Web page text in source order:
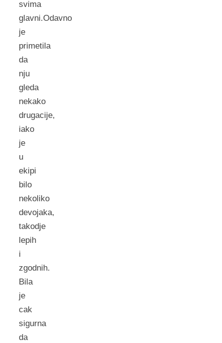
svima
glavni.Odavno
je
primetila
da
nju
gleda
nekako
drugacije,
iako
je
u
ekipi
bilo
nekoliko
devojaka,
takodje
lepih
i
zgodnih.
Bila
je
cak
sigurna
da